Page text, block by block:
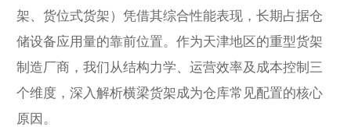
架、货位式货架）凭借其综合性能表现，长期占据仓
储设备应用量的靠前位置。作为天津地区的重型货架
制造厂商，我们从结构力学、运营效率及成本控制三
个维度，深入解析横梁货架成为仓库常见配置的核心
原因。